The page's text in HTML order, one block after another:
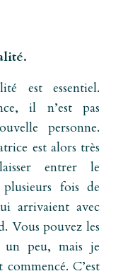
est essentiel.
il n’est pas
personne.
est alors très
entrer le
fois de
arrivaient avec
Vous pouvez les
un peu, mais je
C’est